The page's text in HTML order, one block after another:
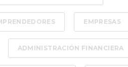
EMPRESAS
ADMINISTRACIÓN FINANCIERA